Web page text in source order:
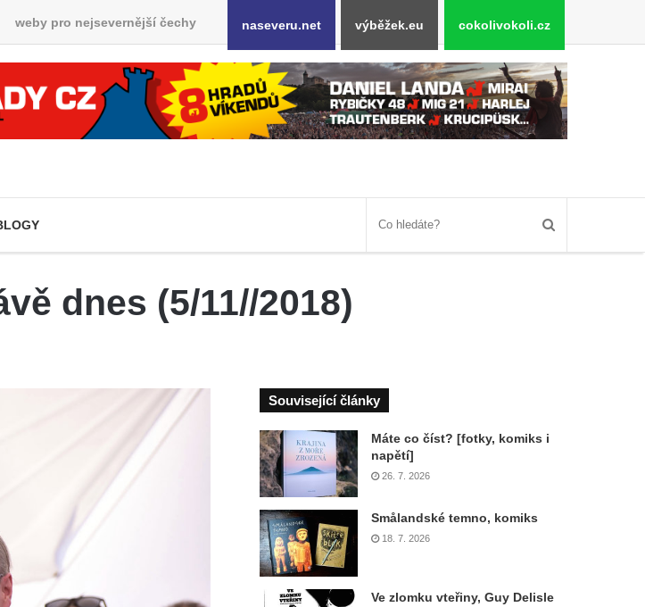
weby pro nejsevernější čechy naseveru.net výběžek.eu cokolivokoli.cz
dnes (5/11//2018)
Související články
Máte co číst? [fotky, komiks i
napětí]
26. 7. 2026
Smålandské temno, komiks
18. 7. 2026
Ve zlomku vteřiny, Guy Delisle